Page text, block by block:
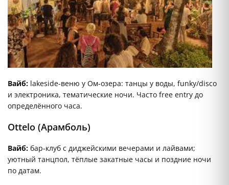
Вайб: lakeside-веню у Ом-озера: танцы у воды, funky/disco
и электроника, тематические ночи. Часто free entry до
определённого часа.
Ottelo (Арамболь)
Вайб: бар-клуб с диджейскими вечерами и лайвами;
уютный танцпол, тёплые закатные часы и поздние ночи
по датам.